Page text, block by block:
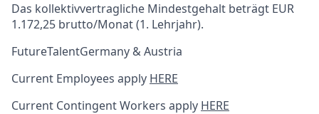
Das kollektivvertragliche Mindestgehalt beträgt EUR
1.172,25 brutto/Monat (1. Lehrjahr).
FutureTalentGermany & Austria
Current Employees apply HERE
Current Contingent Workers apply HERE